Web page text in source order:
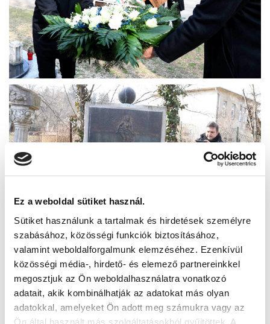
Ez a weboldal sütiket használ.
Sütiket használunk a tartalmak és hirdetések személyre
szabásához, közösségi funkciók biztosításához,
valamint weboldalforgalmunk elemzéséhez. Ezenkívül
közösségi média-, hirdető- és elemező partnereinkkel
megosztjuk az Ön weboldalhasználatra vonatkozó
adatait, akik kombinálhatják az adatokat más olyan
adatokkal, amelyeket Ön adott meg számukra vagy az
Ön által használt más szolgáltatásokból gyűjtöttek. A